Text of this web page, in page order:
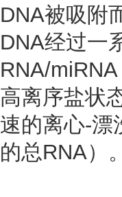
DNA被吸附
DNA经过一
RNA/
高离序盐状
速的离心-漂
的总RNA）